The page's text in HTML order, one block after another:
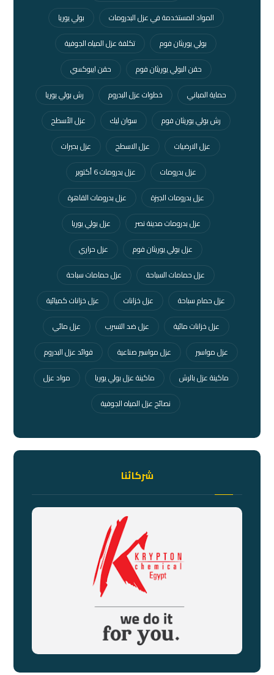
المواد المستخدمة في عزل البدرومات
بولي يوريا
بولي يوريثان فوم
تكلفة عزل المياه الجوفية
حقن البولي يوريثان فوم
حقن ايبوكسي
حماية المباني
خطوات عزل البدروم
رش بولي يوريا
رش بولي يوريثان فوم
سوان ليك
عزل الأسطح
عزل الارضيات
عزل الاسطح
عزل بحيرات
عزل بدرومات
عزل بدرومات 6 أكتوبر
عزل بدرومات الجيزة
عزل بدرومات القاهرة
عزل بدرومات مدينة نصر
عزل بولي يوريا
عزل بولي يوريثان فوم
عزل حراري
عزل حمامات السباحة
عزل حمامات سباحة
عزل حمام سباحة
عزل خزانات
عزل خزانات كميائية
عزل خزانات مائية
عزل ضد التسرب
عزل مائي
عزل مواسير
عزل مواسير صناعية
فوائد عزل البدروم
ماكينة عزل بالرش
ماكينة عزل بولي يوريا
مواد عزل
نصائح عزل المياه الجوفية
شركائنا